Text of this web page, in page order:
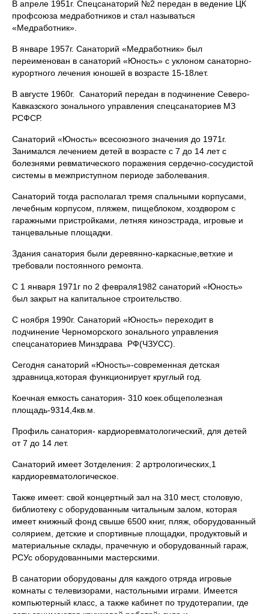
В апреле 1951г. Спецсанаторий №2 передан в ведение ЦК
профсоюза медработников и стал называться
«Медработник».
В январе 1957г. Санаторий «Медработник» был
переименован в санаторий «Юность» с уклоном санаторно-
курортного лечения юношей в возрасте 15-18лет.
В августе 1960г. Санаторий передан в подчинение Северо-
Кавказского зонального управления спецсанаториев МЗ
РСФСР.
Санаторий «Юность» всесоюзного значения до 1971г.
Занимался лечением детей в возрасте с 7 до 14 лет с
болезнями ревматического поражения сердечно-сосудистой
системы в межприступном периоде заболевания.
Санаторий тогда располагал тремя спальными корпусами,
лечебным корпусом, пляжем, пищеблоком, хоздвором с
гаражными пристройками, летняя киноэстрада, игровые и
танцевальные площадки.
Здания санатория были деревянно-каркасные,ветхие и
требовали постоянного ремонта.
С 1 января 1971г по 2 февраля1982 санаторий «Юность»
был закрыт на капитальное строительство.
С ноября 1990г. Санаторий «Юность» переходит в
подчинение Черноморского зонального управления
спецсанаториев Минздрава РФ(ЧЗУСС).
Сегодня санаторий «Юность»-современная детская
здравница,которая функционирует круглый год.
Коечная емкость санатория- 310 коек.общеполезная
площадь-9314,4кв.м.
Профиль санатория- кардиоревматологический, для детей
от 7 до 14 лет.
Санаторий имеет 3отделения: 2 артрологических,1
кардиоревматологическое.
Также имеет: свой концертный зал на 310 мест, столовую,
библиотеку с оборудованным читальным залом, которая
имеет книжный фонд свыше 6500 книг, пляж, оборудованный
солярием, детские и спортивные площадки, продуктовый и
материальные склады, прачечную и оборудованный гараж,
РСУс оборудованными мастерскими.
В санатории оборудованы для каждого отряда игровые
комнаты с телевизорами, настольными играми. Имеется
компьютерный класс, а также кабинет по трудотерапии, где